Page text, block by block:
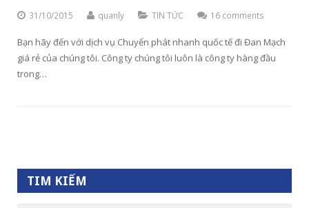
31/10/2015 quanly TIN TỨC 16 comments
Bạn hãy đến với dịch vụ Chuyển phát nhanh quốc tế đi Đan Mạch
giá rẻ của chúng tôi. Công ty chúng tôi luôn là công ty hàng đầu
trong…
TIM KIẾM